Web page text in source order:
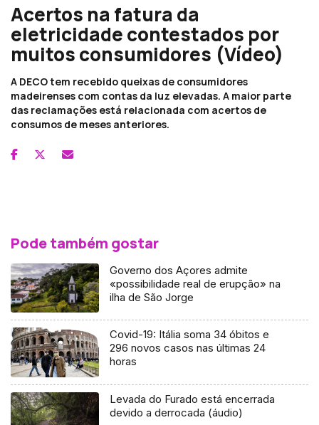
Acertos na fatura da
eletricidade contestados por
muitos consumidores (Vídeo)
A DECO tem recebido queixas de consumidores
madeirenses com contas da luz elevadas. A maior parte
das reclamações está relacionada com acertos de
consumos de meses anteriores.
Pode também gostar
Governo dos Açores admite
«possibilidade real de erupção» na
ilha de São Jorge
Covid-19: Itália soma 34 óbitos e
296 novos casos nas últimas 24
horas
Levada do Furado está encerrada
devido a derrocada (áudio)